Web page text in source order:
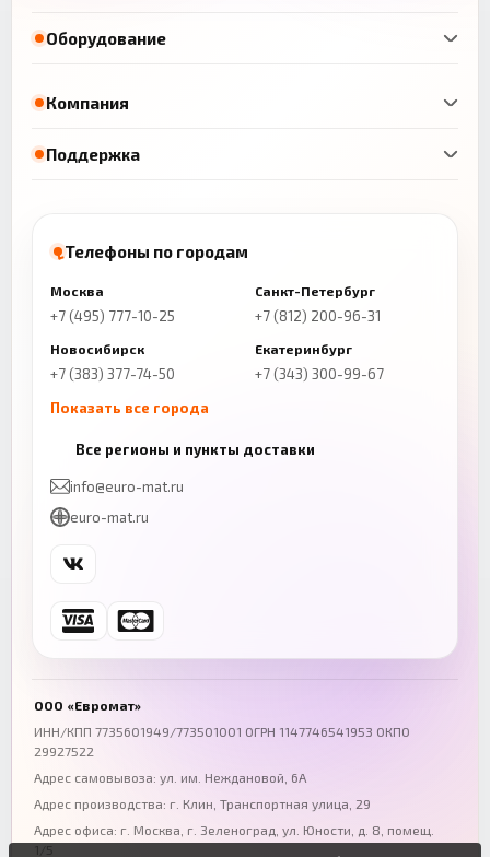
Оборудование
Компания
Поддержка
Телефоны по городам
Москва
+7 (495) 777-10-25
Санкт-Петербург
+7 (812) 200-96-31
Новосибирск
+7 (383) 377-74-50
Екатеринбург
+7 (343) 300-99-67
Показать все города
+7 (843) 206-01-30
Челябинск
+7 (343) 300-99-67
Ростов-на-Дону
+7 (863) 333-50-75
Волгоград
+7 (844) 261-36-12
Омск
Все регионы и пункты доставки
info@euro-mat.ru
euro-mat.ru
ООО «Евромат»
ИНН/КПП 7735601949/773501001 ОГРН 1147746541953 ОКПО
29927522
Адрес самовывоза: ул. им. Неждановой, 6А
Адрес производства: г. Клин, Транспортная улица, 29
Адрес офиса: г. Москва, г. Зеленоград ул. Юности, д. 8, помещ.
1/5